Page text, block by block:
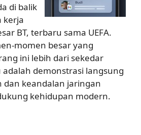
di balik
kerja
BT, terbaru sama UEFA.
momen besar yang
ini lebih dari sekedar
demonstrasi langsung
keandalan jaringan
kehidupan modern.